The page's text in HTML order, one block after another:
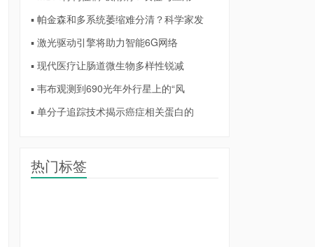
▪ 帕金森和多系统萎缩难分清？科学家发
▪ 激光驱动引擎将助力智能6G网络
▪ 现代医疗让肠道微生物多样性锐减
▪ 韦布观测到690光年外行星上的“风
▪ 单分子追踪技术揭示癌症相关蛋白的
热门标签